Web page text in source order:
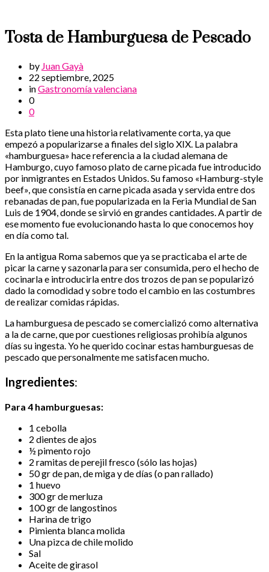
Tosta de Hamburguesa de Pescado
by Juan Gayà
22 septiembre, 2025
inGastronomía valenciana
0
0
Esta plato tiene una historia relativamente corta, ya que
empezó a popularizarse a finales del siglo XIX. La palabra
«hamburguesa» hace referencia a la ciudad alemana de
Hamburgo, cuyo famoso plato de carne picada fue introducido
por inmigrantes en Estados Unidos. Su famoso «Hamburg-style
beef», que consistía en carne picada asada y servida entre dos
rebanadas de pan, fue popularizada en la Feria Mundial de San
Luis de 1904, donde se sirvió en grandes cantidades. A partir de
ese momento fue evolucionando hasta lo que conocemos hoy
en día como tal.
En la antigua Roma sabemos que ya se practicaba el arte de
picar la carne y sazonarla para ser consumida, pero el hecho de
cocinarla e introducirla entre dos trozos de pan se popularizó
dado la comodidad y sobre todo el cambio en las costumbres
de realizar comidas rápidas.
La hamburguesa de pescado se comercializó como alternativa
a la de carne, que por cuestiones religiosas prohibía algunos
días su ingesta. Yo he querido cocinar estas hamburguesas de
pescado que personalmente me satisfacen mucho.
Ingredientes:
Para 4 hamburguesas:
1 cebolla
2 dientes de ajos
½ pimento rojo
2 ramitas de perejil fresco (sólo las hojas)
50 gr de pan, de miga y de días (o pan rallado)
1 huevo
300 gr de merluza
100 gr de langostinos
Harina de trigo
Pimienta blanca molida
Una pizca de chile molido
Sal
Aceite de girasol